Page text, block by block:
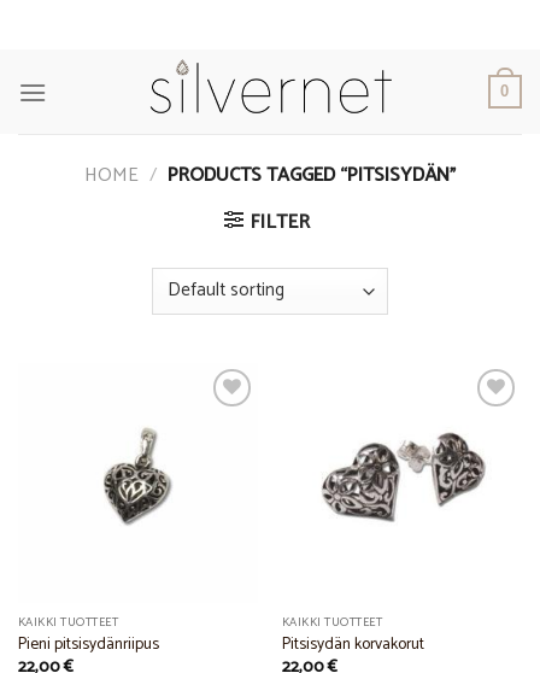
0
HOME / PRODUCTS TAGGED “PITSISYDÄN”
FILTER
KAIKKI TUOTTEET
Pieni pitsisydänriipus
22,00€
Add to
Wishlist
KAIKKI TUOTTEET
Pitsisydän korvakorut
22,00€